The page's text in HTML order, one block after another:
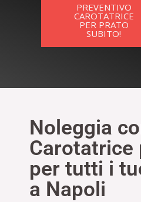
PREVENTIVO
CAROTATRICE
PER PRATO
SUBITO!
Noleggia
Carotatrice
per tutti i
a Napoli